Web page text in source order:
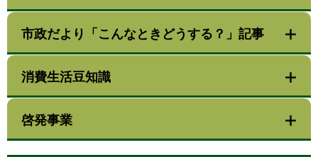
市政だより「こんなときどうする？」記事
消費生活豆知識
啓発事業